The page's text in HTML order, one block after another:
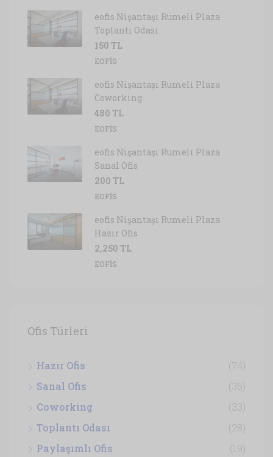
eofis Nişantaşı Rumeli Plaza
Toplantı Odası
150 TL
EOFIS
eofis Nişantaşı Rumeli Plaza
Coworking
480 TL
EOFIS
eofis Nişantaşı Rumeli Plaza
Sanal Ofis
200 TL
EOFIS
eofis Nişantaşı Rumeli Plaza
Hazır Ofis
2,250 TL
EOFIS
Ofis Türleri
Hazır Ofis
(74)
Sanal Ofis
(36)
Coworking
(33)
Toplantı Odası
(28)
Paylaşımlı Ofis
(19)